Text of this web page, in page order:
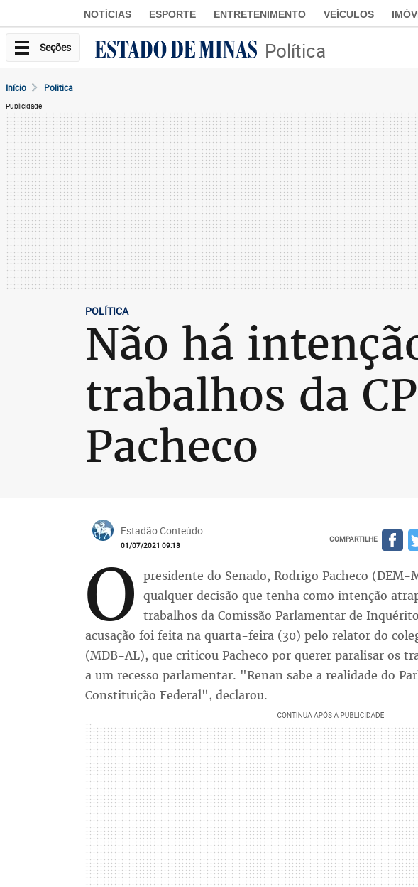
NOTÍCIAS ESPORTE ENTRETENIMENTO VEÍCULOS
Seções Política
Início Politica
Publicidade
POLÍTICA
Não há
trabalhos da
Pacheco
Estadão Conteúdo
01/07/2021 09:13
COMPARTILHE
O presidente do Senado, Rodrigo Pacheco
qualquer decisão que tenha como intenção
trabalhos da Comissão Parlamentar de
acusação foi feita na quarta-feira (30) pelo relator do
(MDB-AL), que criticou Pacheco por querer paralisar os
a um recesso parlamentar. "Renan sabe a realidade do
Constituição Federal", declarou.